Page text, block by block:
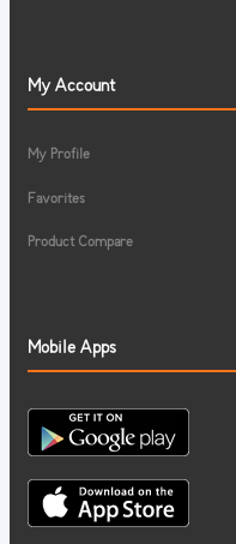
My Account
My Profile
Favorites
Product Compare
Mobile Apps